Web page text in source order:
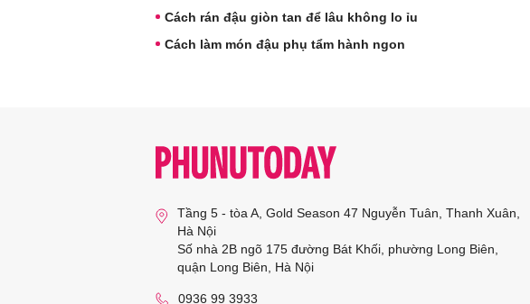
Cách rán đậu giòn tan để lâu không lo ỉu
Cách làm món đậu phụ tẩm hành ngon
Tầng 5 - tòa A, Gold Season 47 Nguyễn Tuân, Thanh Xuân,
Hà Nội
Số nhà 2B ngõ 175 đường Bát Khối, phường Long Biên,
quận Long Biên, Hà Nội
0936 99 3933